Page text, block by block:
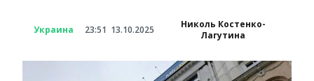
Украина 23:51 13.10.2025
Николь Костенко-
Лагутина